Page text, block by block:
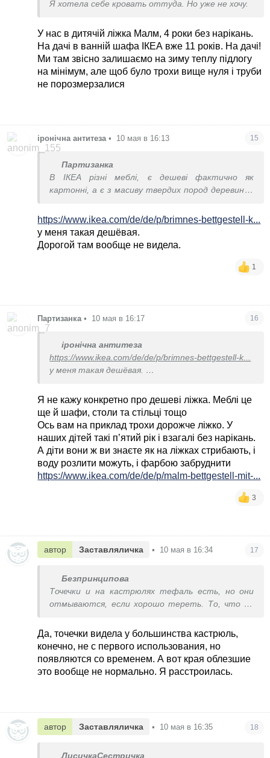
Я хотела себе кровать оттуда. Но уже не хочу.
У нас в дитячій ліжка Малм, 4 роки без нарікань.
На дачі в ванній шафа ІКЕА вже 11 років. На дачі!
Ми там звісно залишаємо на зиму теплу підлогу
на мінімум, але щоб було трохи вище нуля і труби
не порозмерзалися
іронічна антитеза • 10 мая в 16:13 15
Партизанка
В ІКЕА різні меблі, є дешеві фактично як
картонні, а є з масиву твердих пород деревини і
https://www.ikea.com/de/de/p/brimnes-bettgestell-k...
у меня такая дешёвая.
Дорогой там вообще не видела.
1
Партизанка • 10 мая в 16:17 16
іронічна антитеза
https://www.ikea.com/de/de/p/brimnes-bettgestell-k...
у меня такая дешёвая.
Я не кажу конкретно про дешеві ліжка. Меблі це
ще й шафи, столи та стільці тощо
Ось вам на приклад трохи дорожче ліжко. У
наших дітей такі пʼятий рік і взагалі без нарікань.
А діти вони ж ви знаєте як на ліжках стрибають, і
воду розлити можуть, і фарбою забруднити
https://www.ikea.com/de/de/p/malm-bettgestell-mit-...
3
автор Заставляличка • 10 мая в 16:34 17
Безпринципова
Точечки и на кастрюлях тефаль есть, но они
отмываются, если хорошо тереть. То, что по
заслуживает огласки. Спасибо, что поделились
опытом.
Да, точечки видела у большинства кастрюль,
конечно, не с первого использования, но
появляются со временем. А вот края облезшие
это вообще не нормально. Я расстроилась.
автор Заставляличка • 10 мая в 16:35 18
ЛисичкаСестричка